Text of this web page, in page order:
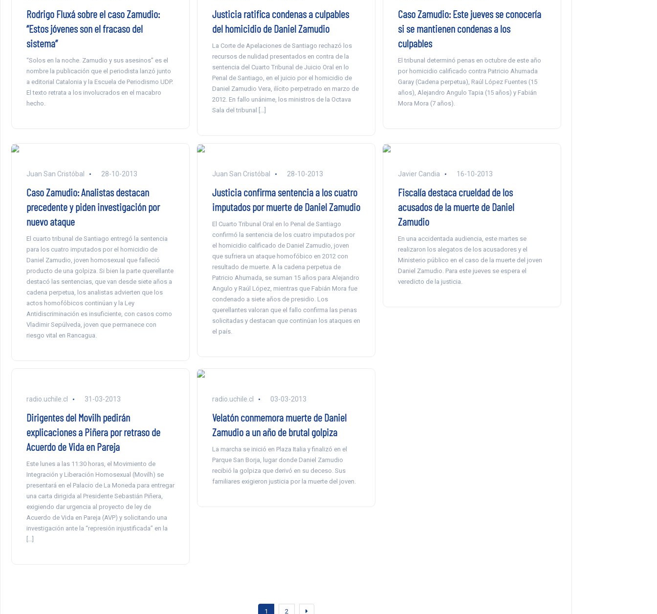
Rodrigo Fluxá sobre el caso Zamudio:
“Estos jóvenes son el fracaso del
sistema”
“Solos en la noche. Zamudio y sus asesinos” es el
nombre la publicación que el periodista lanzó junto
a editorial Catalonia y la Escuela de Periodismo UDP.
El texto retrata a los involucrados en el macabro
hecho.
Justicia ratifica condenas a culpables
del homicidio de Daniel Zamudio
La Corte de Apelaciones de Santiago rechazó los
recursos de nulidad presentados en contra de la
sentencia del Cuarto Tribunal de Juicio Oral en lo
Penal de Santiago, en el juicio por el homicidio de
Daniel Zamudio Vera, ilícito perpetrado en marzo de
2012. En fallo unánime, los ministros de la Octava
Sala del tribunal […]
Caso Zamudio: Este jueves se conocería
si se mantienen condenas a los
culpables
El tribunal determinó penas en octubre de este año
por homicidio calificado contra Patricio Ahumada
Garay (Cadena perpetua), Raúl López Fuentes (15
años), Alejandro Angulo Tapia (15 años) y Fabián
Mora Mora (7 años).
Juan San Cristóbal 28-10-2013
Caso Zamudio: Analistas destacan
precedente y piden investigación por
nuevo ataque
El cuarto tribunal de Santiago entregó la sentencia
para los cuatro imputados por el homicidio de
Daniel Zamudio, joven homosexual que falleció
producto de una golpiza. Si bien la parte querellante
destacó las sentencias, que van desde siete años a
cadena perpetua, los analistas advierten que los
actos homofóbicos continúan y la Ley
Antidiscriminación es insuficiente, con casos como
Vladimir Sepúlveda, joven que permanece con
riesgo vital en Rancagua.
Juan San Cristóbal 28-10-2013
Justicia confirma sentencia a los cuatro
imputados por muerte de Daniel Zamudio
El Cuarto Tribunal Oral en lo Penal de Santiago
confirmó la sentencia de los cuatro imputados por
el homicidio calificado de Daniel Zamudio, joven
que sufriera un ataque homofóbico en 2012 con
resultado de muerte. A la cadena perpetua de
Patricio Ahumada, se suman 15 años para Alejandro
Angulo y Raúl López, mientras que Fabián Mora fue
condenado a siete años de presidio. Los
querellantes valoran que el fallo confirma las penas
solicitadas y destacan que continúan los ataques en
el país.
Javier Candia 16-10-2013
Fiscalía destaca crueldad de los
acusados de la muerte de Daniel
Zamudio
En una accidentada audiencia, este martes se
realizaron los alegatos de los acusadores y el
Ministerio público en el caso de la muerte del joven
Daniel Zamudio. Para este jueves se espera el
veredicto de la justicia.
radio.uchile.cl 31-03-2013
Dirigentes del Movilh pedirán
explicaciones a Piñera por retraso de
Acuerdo de Vida en Pareja
Este lunes a las 11:30 horas, el Movimiento de
Integración y Liberación Homosexual (Movilh) se
presentará en el Palacio de La Moneda para entregar
una carta dirigida al Presidente Sebastián Piñera,
exigiendo dar urgencia al proyecto de ley de
Acuerdo de Vida en Pareja (AVP) y solicitando una
investigación ante la “represión injustificada” en la
radio.uchile.cl 03-03-2013
Velatón conmemora muerte de Daniel
Zamudio a un año de brutal golpiza
La marcha se inició en Plaza Italia y finalizó en el
Parque San Borja, lugar donde Daniel Zamudio
recibió la golpiza que derivó en su deceso. Sus
familiares exigieron justicia por la muerte del joven.
1 2